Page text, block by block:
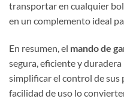
transportar en cualquier
en un complemento ideal
En resumen, el mando de
segura, eficiente y
simplificar el control de sus
facilidad de uso lo